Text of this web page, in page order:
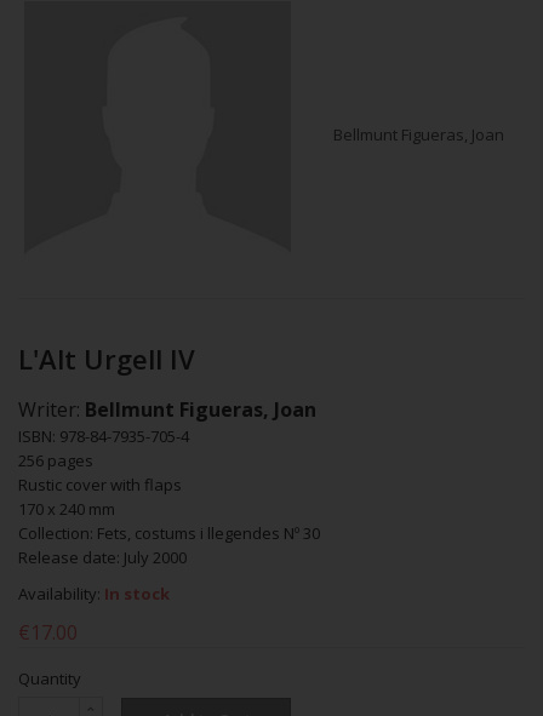
Bellmunt Figueras, Joan
L'Alt Urgell IV
Writer: Bellmunt Figueras, Joan
ISBN: 978-84-7935-705-4
256 pages
Rustic cover with flaps
170 x 240 mm
Collection: Fets, costums i llegendes Nº 30
Release date: July 2000
Availability: In stock
€17.00
Quantity